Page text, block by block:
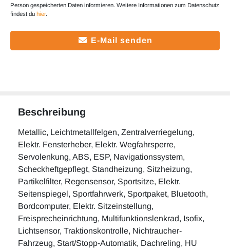
Person gespeicherten Daten informieren. Weitere Informationen zum Datenschutz
findest du hier.
E-Mail senden
Beschreibung
Metallic, Leichtmetallfelgen, Zentralverriegelung,
Elektr. Fensterheber, Elektr. Wegfahrsperre,
Servolenkung, ABS, ESP, Navigationssystem,
Scheckheftgepflegt, Standheizung, Sitzheizung,
Partikelfilter, Regensensor, Sportsitze, Elektr.
Seitenspiegel, Sportfahrwerk, Sportpaket, Bluetooth,
Bordcomputer, Elektr. Sitzeinstellung,
Freisprecheinrichtung, Multifunktionslenkrad, Isofix,
Lichtsensor, Traktionskontrolle, Nichtraucher-
Fahrzeug, Start/Stopp-Automatik, Dachreling, HU